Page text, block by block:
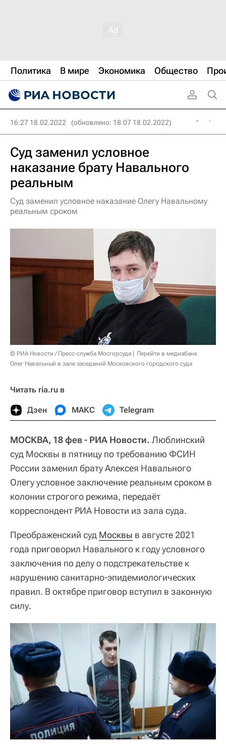
Политика В мире Экономика Общество
16:27 18.02.2022 (обновлено: 18:07 18.02.2022)
Суд заменил условное
наказание брату Навального
реальным
Суд заменил условное наказание Олегу Навальному
реальным сроком
© РИА Новости / Пресс-служба Мосгорсуда
Перейти в медиабанк
Олег Навальный в зале заседаний Московского городского суда
Читать ria.ru в
Дзен МАКС Telegram
МОСКВА, 18 фев - РИА Новости. Люблинский
суд Москвы в пятницу по требованию ФСИН
России заменил брату Алексея Навального
Олегу условное заключение реальным сроком в
колонии строгого режима, передаёт
корреспондент РИА Новости из зала суда.
Преображенский суд Москвы в августе 2021
года приговорил Навального к году условного
заключения по делу о подстрекательстве к
нарушению санитарно-эпидемиологических
правил. В октябре приговор вступил в законную
силу.